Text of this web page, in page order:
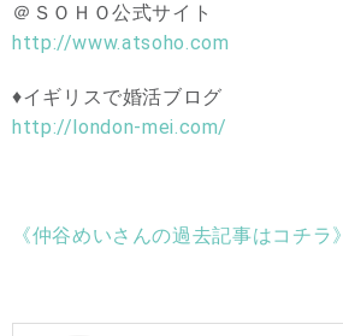
＠ＳＯＨＯ公式サイト
http://www.atsoho.com
♦︎イギリスで婚活ブログ
http://london-mei.com/
《仲谷めいさんの過去記事はコチラ》